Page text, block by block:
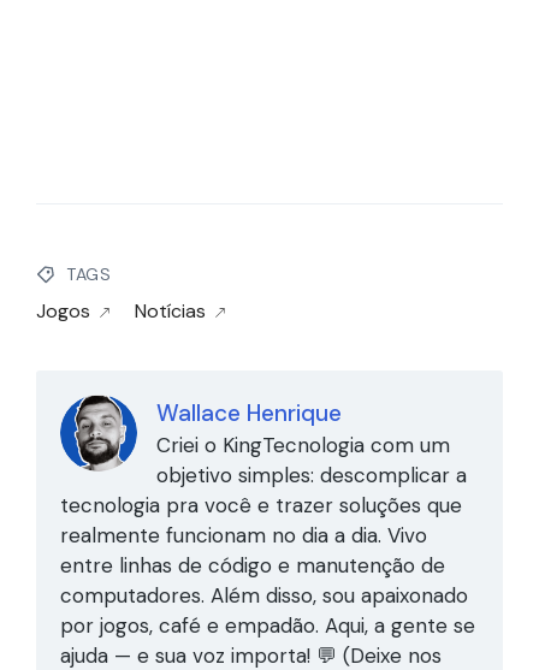
TAGS
Jogos Notícias
Wallace Henrique
Criei o KingTecnologia com um
objetivo simples: descomplicar a
tecnologia pra você e trazer soluções que
realmente funcionam no dia a dia. Vivo
entre linhas de código e manutenção de
computadores. Além disso, sou apaixonado
por jogos, café e empadão. Aqui, a gente se
ajuda — e sua voz importa! 💬 (Deixe nos